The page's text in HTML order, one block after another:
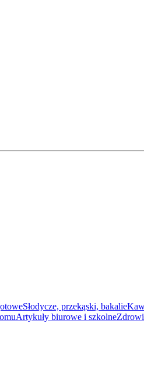
Słodycze, przekąski, bakalie
Artykuły biurowe i szkolne